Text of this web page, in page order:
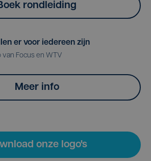
rondleiding
er voor iedereen zijn
van Focus en WTV
Meer info
onze logo's